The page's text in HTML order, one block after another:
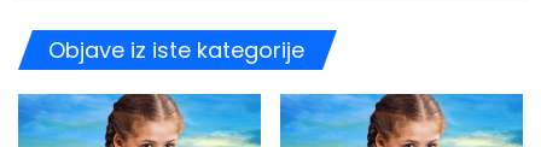
Objave iz iste kategorije